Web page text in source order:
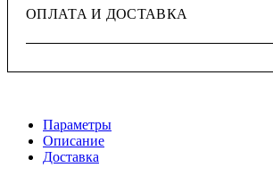
ОПЛАТА И ДОСТАВКА
Параметры
Описание
Доставка